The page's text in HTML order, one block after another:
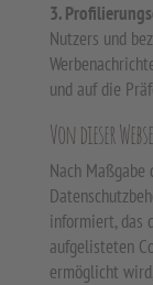
3.
Nutzers und
und auf die
Von dieser
Nach
informiert, das
aufgelisteten
ermöglicht